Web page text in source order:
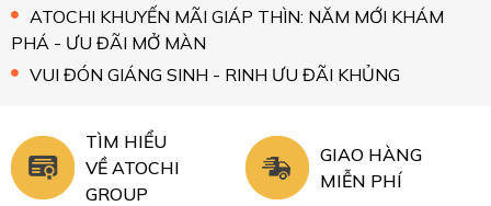
ATOCHI KHUYẾN MÃI GIÁP THÌN: NĂM MỚI KHÁM
PHÁ - ƯU ĐÃI MỞ MÀN
VUI ĐÓN GIÁNG SINH - RINH ƯU ĐÃI KHỦNG
TÌM HIỂU
VỀ ATOCHI
GROUP
GIAO HÀNG
MIỄN PHÍ